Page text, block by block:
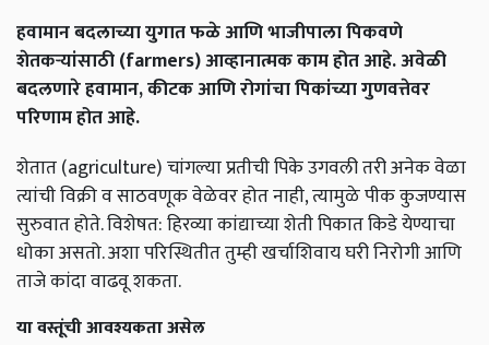
हवामान बदलाच्या युगात फळे आणि भाजीपाला पिकवणे
शेतकऱ्यांसाठी (farmers) आव्हानात्मक काम होत आहे. अवेळी
बदलणारे हवामान, कीटक आणि रोगांचा पिकांच्या गुणवत्तेवर
परिणाम होत आहे.
शेतात (agriculture) चांगल्या प्रतीची पिके उगवली तरी अनेक वेळा
त्यांची विक्री व साठवणूक वेळेवर होत नाही, त्यामुळे पीक कुजण्यास
सुरुवात होते. विशेषत: हिरव्या कांद्याच्या शेती पिकात किडे येण्याचा
धोका असतो. अशा परिस्थितीत तुम्ही खर्चाशिवाय घरी निरोगी आणि
ताजे कांदा वाढवू शकता.
या वस्तूंची आवश्यकता असेल